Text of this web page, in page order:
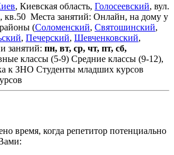
, Киевская область, Голосеевский, вул.
кв.50 Места занятий: Онлайн, на дому у
(Соломенский, Святошинский,
, Печерский, Шевченковский,
занятий: пн, вт, ср, чт, пт, сб,
классы (5-9) Средние классы (9-12),
к ЗНО Студенты младших курсов
время, когда репетитор потенциально